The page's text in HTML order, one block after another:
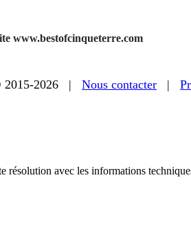
www.bestofcinqueterre.com
2015-2026 | Nous contacter |
résolution avec les informations